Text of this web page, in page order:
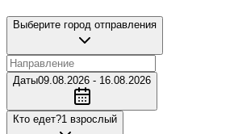
Выберите город отправления
Даты09.08.2026 - 16.08.2026
Кто едет?1 взрослый